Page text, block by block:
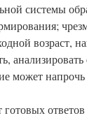
системы
возраст,
может напрочь
готовых